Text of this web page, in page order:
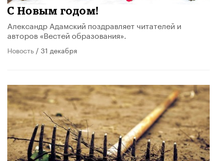
С Новым годом!
Александр Адамский поздравляет читателей и
авторов «Вестей образования».
Новость / 31 декабря